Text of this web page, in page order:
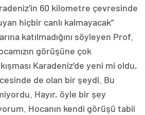
60 kilometre çevresinde
hiçbir canlı kalmayacak”
katılmadığını söyleyen Prof.
görüşüne çok
Karadeniz’de yeni mi oldu,
de olan bir şeydi. Bu
Hayır, öyle bir şey
Hocanın kendi görüşü tabii